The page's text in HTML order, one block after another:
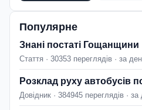
Популярне
Знані постаті Гощанщини
Стаття · 30353 переглядів · за
Розклад руху автобусів
Довідник · 384945 переглядів ·